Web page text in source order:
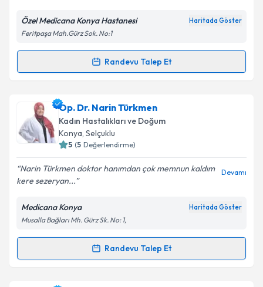
Kişisel verilerimin işlenmesine ilişkin
Aydınlatma
Metni'ni okudum ve kişisel verilerimin belirtilen
kapsamda işlenmesini kabul ediyorum.
Özel Medicana Konya Hastanesi Haritada Göster
Feritpaşa Mah.Gürz Sok. No:1
Randevu Talep Et
Randevu Takvimi Talebi
Prof. Dr. Sibel Özleriçin randevu takvimi talebi
oluşturun. Size bu uzmandan randevu almanız için bir
takvim hazırlandığında e-posta ile bilgilendireceğiz.
Kişisel verilerimin işlenmesine ilişkin
Aydınlatma
Metni'ni okudum ve kişisel verilerimin belirtilen
kapsamda işlenmesini kabul ediyorum.
Op. Dr. Narin Türkmen
Kadın Hastalıkları ve Doğum
Konya, Selçuklu
5 (5 Değerlendirme)
Narin Türkmen doktor hanımdan çok memnun kaldım
kere sezeryan...
Devamı
Medicana Konya Haritada Göster
Musalla Bağları Mh. Gürz Sk. No: 1,
Randevu Talep Et
Randevu Takvimi Talebi